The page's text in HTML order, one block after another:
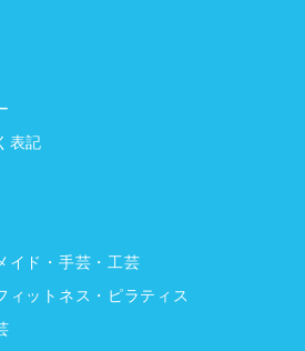
表記
イド・手芸・工芸
ィットネス・ピラティス